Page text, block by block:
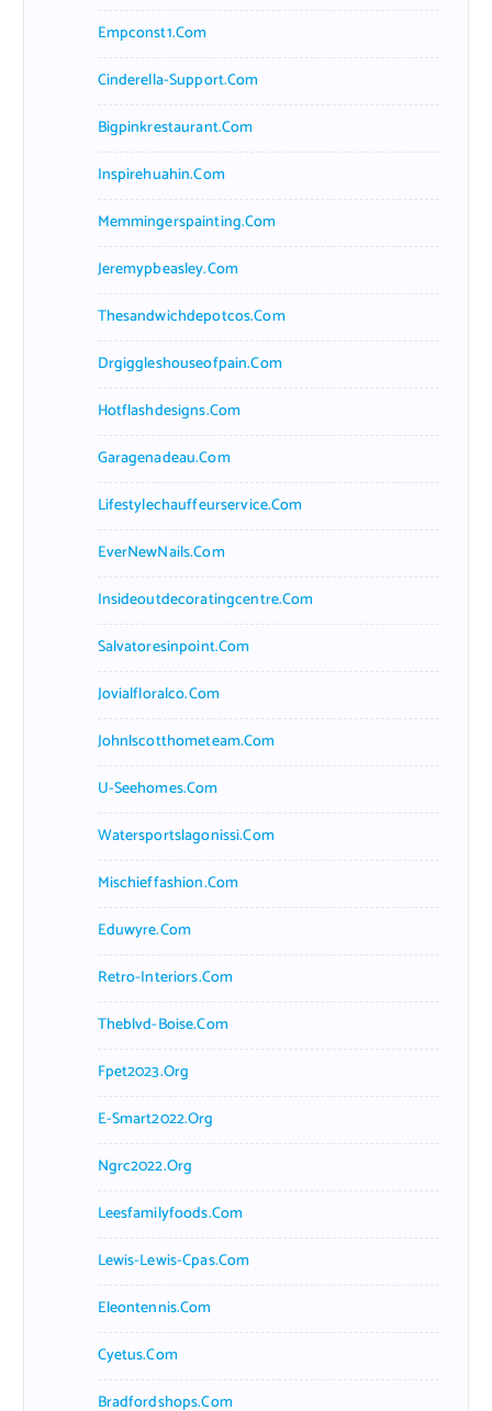
Empconst1.com
Cinderella-Support.com
Bigpinkrestaurant.com
Inspirehuahin.com
Memmingerspainting.com
Jeremypbeasley.com
Thesandwichdepotcos.com
Drgiggleshouseofpain.com
Hotflashdesigns.com
Garagenadeau.com
Lifestylechauffeurservice.com
EverNewNails.com
Insideoutdecoratingcentre.com
Salvatoresinpoint.com
Jovialfloralco.com
Johnlscotthometeam.com
U-Seehomes.com
Watersportslagonissi.com
Mischieffashion.com
Eduwyre.com
Retro-Interiors.com
Theblvd-Boise.com
Fpet2023.org
E-Smart2022.org
Ngrc2022.org
Leesfamilyfoods.com
Lewis-Lewis-Cpas.com
Eleontennis.com
Cyetus.com
Bradfordshops.com